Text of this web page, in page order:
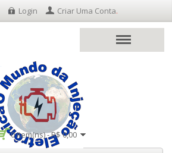
Login Criar Uma Conta.
0 item(ns) - R$ 0,00